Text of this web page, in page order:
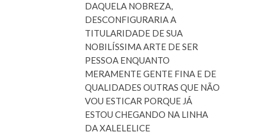
DAQUELA NOBREZA,
DESCONFIGURARIA A
TITULARIDADE DE SUA
NOBILÍSSIMA ARTE DE SER
PESSOA ENQUANTO
MERAMENTE GENTE FINA E DE
QUALIDADES OUTRAS QUE NÃO
VOU ESTICAR PORQUE JÁ
ESTOU CHEGANDO NA LINHA
DA XALELELICE